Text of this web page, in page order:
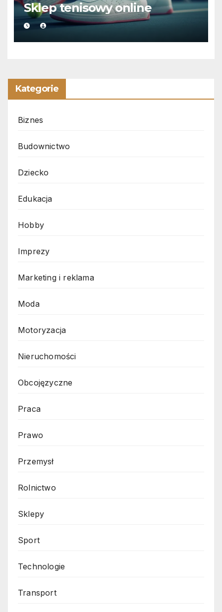
Sklep tenisowy online
Kategorie
Biznes
Budownictwo
Dziecko
Edukacja
Hobby
Imprezy
Marketing i reklama
Moda
Motoryzacja
Nieruchomości
Obcojęzyczne
Praca
Prawo
Przemysł
Rolnictwo
Sklepy
Sport
Technologie
Transport